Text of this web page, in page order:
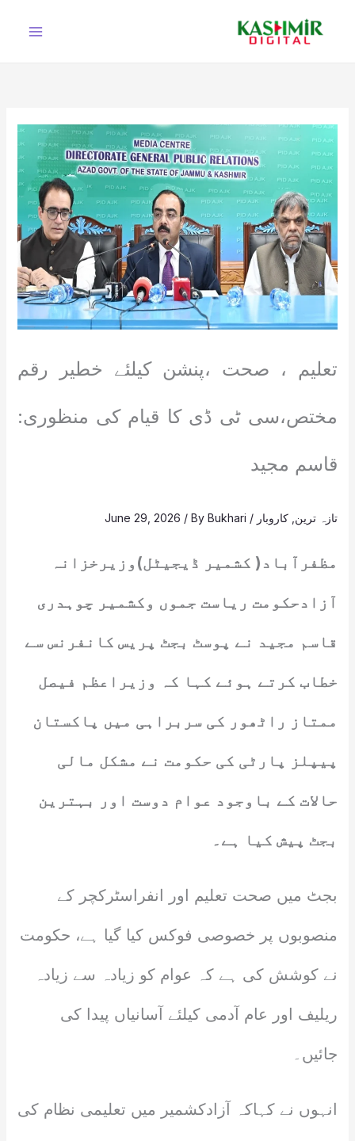
تعلیم ، صحت ،پنشن کیلئے خطیر رقم
مختص،سی ٹی ڈی کا قیام کی منظوری:
قاسم مجید
تازہ ترین کاروبار /
June 29, 2026 / ByBukhari
مظفرآباد( کشمیر ڈیجیٹل)وزیرخزانہ
آزادحکومت ریاست جموں وکشمیر چوہدری
قاسم مجید نے پوسٹ بجٹ پریس کانفرنس سے
خطاب کرتے ہوئے کہا کہ وزیراعظم فیصل
ممتاز راٹھور کی سربراہی میں پاکستان
پیپلز پارٹی کی حکومت نے مشکل مالی
حالات کے باوجود عوام دوست اور بہترین
بجٹ پیش کیا ہے۔
بجٹ میں صحت تعلیم اور انفراسٹرکچر کے
منصوبوں پر خصوصی فوکس کیا گیا ہے، حکومت
نے کوشش کی ہے کہ عوام کو زیادہ سے زیادہ
ریلیف اور عام آدمی کیلئے آسانیاں پیدا کی
جائیں۔
انہوں نے کہاکہ آزادکشمیر میں تعلیمی نظام کی